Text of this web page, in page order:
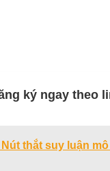
ký ngay theo
thắt suy luận